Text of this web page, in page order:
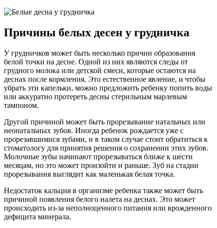
Причины белых десен у грудничка
У грудничков может быть несколько причин образования
белой точки на десне. Одной из них являются следы от
грудного молока или детской смеси, которые остаются на
деснах после кормления. Это естественное явление, и чтобы
убрать эти капельки, можно предложить ребенку попить воды
или аккуратно протереть десны стерильным марлевым
тампоном.
Другой причиной может быть прорезывание натальных или
неонатальных зубов. Иногда ребенок рождается уже с
прорезавшимися зубами, и в таком случае стоит обратиться к
стоматологу для принятия решения о сохранении этих зубов.
Молочные зубы начинают прорезываться ближе к шести
месяцам, но это может произойти и раньше. Зуб на стадии
прорезывания выглядит как маленькая белая точка.
Недостаток кальция в организме ребенка также может быть
причиной появления белого налета на деснах. Это может
происходить из-за неполноценного питания или врожденного
дефицита минерала.